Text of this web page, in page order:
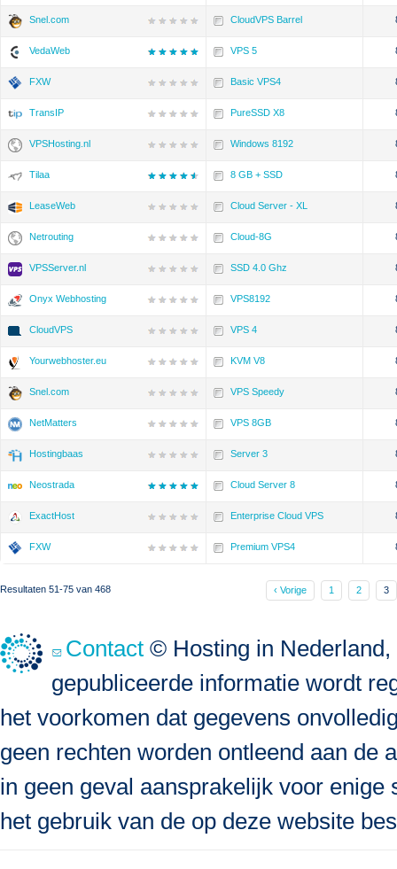
Snel.com CloudVPS Barrel
VedaWeb VPS 5
FXW Basic VPS4
TransIP PureSSD X8
VPSHosting.nl Windows 8192
Tilaa 8 GB + SSD
LeaseWeb Cloud Server - XL
Netrouting Cloud-8G
VPSServer.nl SSD 4.0 Ghz
Onyx Webhosting VPS8192
CloudVPS VPS 4
Yourwebhoster.eu KVM V8
Snel.com VPS Speedy
NetMatters VPS 8GB
Hostingbaas Server 3
Neostrada Cloud Server 8
ExactHost Enterprise Cloud VPS
FXW Premium VPS4
Resultaten 51-75 van 468 ‹ Vorige 1 2 3
Contact © Hosting in
gepubliceerde informatie wordt
het voorkomen dat gegevens
geen rechten worden ontleend aan de
in geen geval aansprakelijk voor
het gebruik van de op deze website